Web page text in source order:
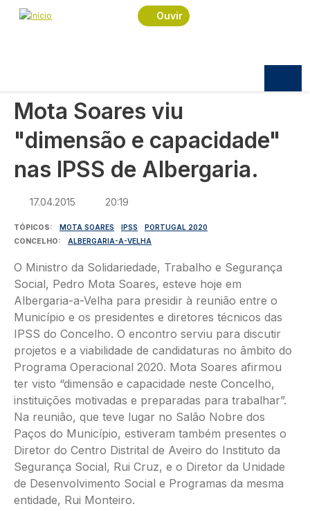
Passar para o conteúdo principal
Ouvir
Navegação estrutural
Início
Política
Mota Soares viu "dimensão e capacidade" nas
Mota Soares viu
"dimensão e capacidade"
nas IPSS de Albergaria.
17.04.2015 20:19
TÓPICOS MOTA SOARES IPSS
PORTUGAL 2020
CONCELHO
ALBERGARIA-A-VELHA
O Ministro da Solidariedade, Trabalho e Segurança
Social, Pedro Mota Soares, esteve hoje em
Albergaria-a-Velha para presidir à reunião entre o
Município e os presidentes e diretores técnicos das
IPSS do Concelho. O encontro serviu para discutir
projetos e a viabilidade de candidaturas no âmbito do
Programa Operacional 2020. Mota Soares afirmou
ter visto “dimensão e capacidade neste Concelho,
instituições motivadas e preparadas para trabalhar”.
Na reunião, que teve lugar no Salão Nobre dos
Paços do Município, estiveram também presentes o
Diretor do Centro Distrital de Aveiro do Instituto da
Segurança Social, Rui Cruz, e o Diretor da Unidade
de Desenvolvimento Social e Programas da mesma
entidade, Rui Monteiro.